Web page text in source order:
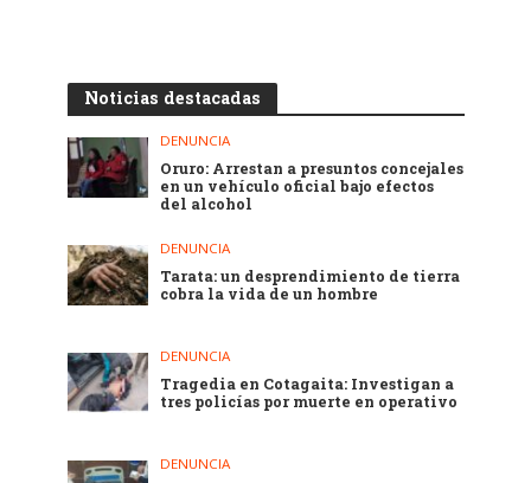
Noticias destacadas
DENUNCIA
Oruro: Arrestan a presuntos concejales
en un vehículo oficial bajo efectos
del alcohol
DENUNCIA
Tarata: un desprendimiento de tierra
cobra la vida de un hombre
DENUNCIA
Tragedia en Cotagaita: Investigan a
tres policías por muerte en operativo
DENUNCIA